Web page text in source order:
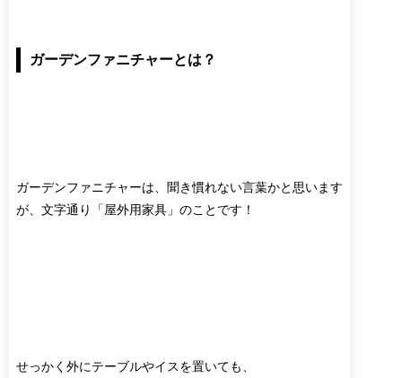
ガーデンファニチャーとは？
ガーデンファニチャーは、聞き慣れない言葉かと思います
が、文字通り「屋外用家具」のことです！
せっかく外にテーブルやイスを置いても、